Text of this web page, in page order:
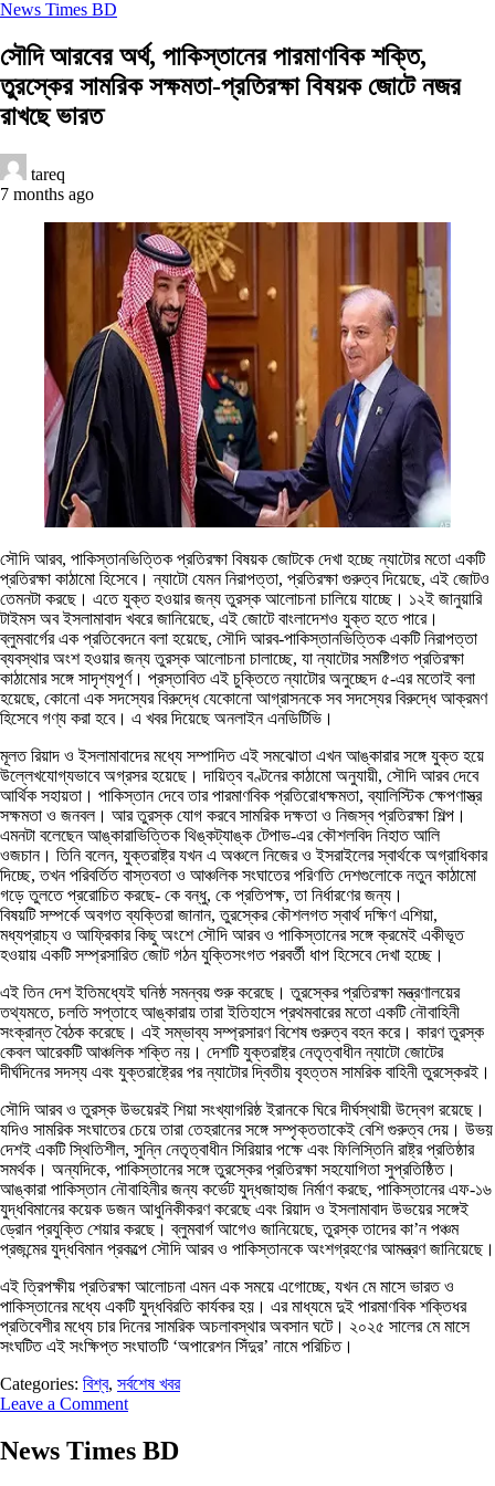
News Times BD
সৌদি আরবের অর্থ, পাকিস্তানের পারমাণবিক শক্তি,
তুরস্কের সামরিক সক্ষমতা-প্রতিরক্ষা বিষয়ক জোটে নজর
রাখছে ভারত
tareq
7 months ago
সৌদি আরব, পাকিস্তানভিত্তিক প্রতিরক্ষা বিষয়ক জোটকে দেখা হচ্ছে ন্যাটোর মতো একটি
প্রতিরক্ষা কাঠামো হিসেবে। ন্যাটো যেমন নিরাপত্তা, প্রতিরক্ষা গুরুত্ব দিয়েছে, এই জোটও
তেমনটা করছে। এতে যুক্ত হওয়ার জন্য তুরস্ক আলোচনা চালিয়ে যাচ্ছে। ১২ই জানুয়ারি
টাইমস অব ইসলামাবাদ খবরে জানিয়েছে, এই জোটে বাংলাদেশও যুক্ত হতে পারে।
ব্লুমবার্গের এক প্রতিবেদনে বলা হয়েছে, সৌদি আরব-পাকিস্তানভিত্তিক একটি নিরাপত্তা
ব্যবস্থার অংশ হওয়ার জন্য তুরস্ক আলোচনা চালাচ্ছে, যা ন্যাটোর সমষ্টিগত প্রতিরক্ষা
কাঠামোর সঙ্গে সাদৃশ্যপূর্ণ। প্রস্তাবিত এই চুক্তিতে ন্যাটোর অনুচ্ছেদ ৫-এর মতোই বলা
হয়েছে, কোনো এক সদস্যের বিরুদ্ধে যেকোনো আগ্রাসনকে সব সদস্যের বিরুদ্ধে আক্রমণ
হিসেবে গণ্য করা হবে। এ খবর দিয়েছে অনলাইন এনডিটিভি।
মূলত রিয়াদ ও ইসলামাবাদের মধ্যে সম্পাদিত এই সমঝোতা এখন আঙ্কারার সঙ্গে যুক্ত হয়ে
উল্লেখযোগ্যভাবে অগ্রসর হয়েছে। দায়িত্ব বণ্টনের কাঠামো অনুযায়ী, সৌদি আরব দেবে
আর্থিক সহায়তা। পাকিস্তান দেবে তার পারমাণবিক প্রতিরোধক্ষমতা, ব্যালিস্টিক ক্ষেপণাস্ত্র
সক্ষমতা ও জনবল। আর তুরস্ক যোগ করবে সামরিক দক্ষতা ও নিজস্ব প্রতিরক্ষা শিল্প।
এমনটা বলেছেন আঙ্কারাভিত্তিক থিঙ্কট্যাঙ্ক টেপাভ-এর কৌশলবিদ নিহাত আলি
ওজচান। তিনি বলেন, যুক্তরাষ্ট্র যখন এ অঞ্চলে নিজের ও ইসরাইলের স্বার্থকে অগ্রাধিকার
দিচ্ছে, তখন পরিবর্তিত বাস্তবতা ও আঞ্চলিক সংঘাতের পরিণতি দেশগুলোকে নতুন কাঠামো
গড়ে তুলতে প্ররোচিত করছে- কে বন্ধু, কে প্রতিপক্ষ, তা নির্ধারণের জন্য।
বিষয়টি সম্পর্কে অবগত ব্যক্তিরা জানান, তুরস্কের কৌশলগত স্বার্থ দক্ষিণ এশিয়া,
মধ্যপ্রাচ্য ও আফ্রিকার কিছু অংশে সৌদি আরব ও পাকিস্তানের সঙ্গে ক্রমেই একীভূত
হওয়ায় একটি সম্প্রসারিত জোট গঠন যুক্তিসংগত পরবর্তী ধাপ হিসেবে দেখা হচ্ছে।
এই তিন দেশ ইতিমধ্যেই ঘনিষ্ঠ সমন্বয় শুরু করেছে। তুরস্কের প্রতিরক্ষা মন্ত্রণালয়ের
তথ্যমতে, চলতি সপ্তাহে আঙ্কারায় তারা ইতিহাসে প্রথমবারের মতো একটি নৌবাহিনী
সংক্রান্ত বৈঠক করেছে। এই সম্ভাব্য সম্প্রসারণ বিশেষ গুরুত্ব বহন করে। কারণ তুরস্ক
কেবল আরেকটি আঞ্চলিক শক্তি নয়। দেশটি যুক্তরাষ্ট্র নেতৃত্বাধীন ন্যাটো জোটের
দীর্ঘদিনের সদস্য এবং যুক্তরাষ্ট্রের পর ন্যাটোর দ্বিতীয় বৃহত্তম সামরিক বাহিনী তুরস্কেরই।
সৌদি আরব ও তুরস্ক উভয়েরই শিয়া সংখ্যাগরিষ্ঠ ইরানকে ঘিরে দীর্ঘস্থায়ী উদ্বেগ রয়েছে।
যদিও সামরিক সংঘাতের চেয়ে তারা তেহরানের সঙ্গে সম্পৃক্ততাকেই বেশি গুরুত্ব দেয়। উভয়
দেশই একটি স্থিতিশীল, সুন্নি নেতৃত্বাধীন সিরিয়ার পক্ষে এবং ফিলিস্তিনি রাষ্ট্র প্রতিষ্ঠার
সমর্থক। অন্যদিকে, পাকিস্তানের সঙ্গে তুরস্কের প্রতিরক্ষা সহযোগিতা সুপ্রতিষ্ঠিত।
আঙ্কারা পাকিস্তান নৌবাহিনীর জন্য কর্ভেট যুদ্ধজাহাজ নির্মাণ করছে, পাকিস্তানের এফ-১৬
যুদ্ধবিমানের কয়েক ডজন আধুনিকীকরণ করেছে এবং রিয়াদ ও ইসলামাবাদ উভয়ের সঙ্গেই
ড্রোন প্রযুক্তি শেয়ার করছে। ব্লুমবার্গ আগেও জানিয়েছে, তুরস্ক তাদের কা’ন পঞ্চম
প্রজন্মের যুদ্ধবিমান প্রকল্পে সৌদি আরব ও পাকিস্তানকে অংশগ্রহণের আমন্ত্রণ জানিয়েছে।
এই ত্রিপক্ষীয় প্রতিরক্ষা আলোচনা এমন এক সময়ে এগোচ্ছে, যখন মে মাসে ভারত ও
পাকিস্তানের মধ্যে একটি যুদ্ধবিরতি কার্যকর হয়। এর মাধ্যমে দুই পারমাণবিক শক্তিধর
প্রতিবেশীর মধ্যে চার দিনের সামরিক অচলাবস্থার অবসান ঘটে। ২০২৫ সালের মে মাসে
সংঘটিত এই সংক্ষিপ্ত সংঘাতটি ‘অপারেশন সিঁদুর’ নামে পরিচিত।
Categories: বিশ্ব, সর্বশেষ খবর
Leave a Comment
News Times BD